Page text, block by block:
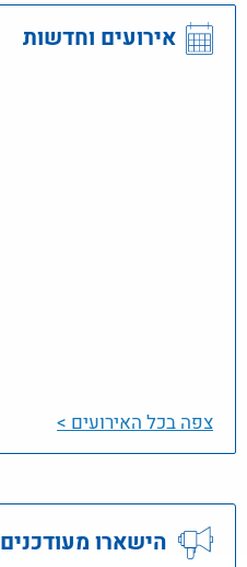
אירועים וחדשות
צפה בכל האירועים >
הישארו מעודכנים